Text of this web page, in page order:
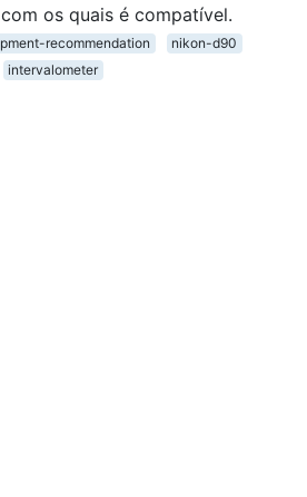
os quais é compatível.
recommendation
nikon-d90
intervalometer